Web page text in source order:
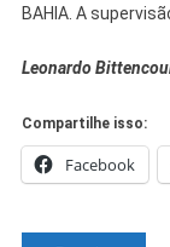
BAHIA. A
Leonardo
Compartilhe isso:
Facebook